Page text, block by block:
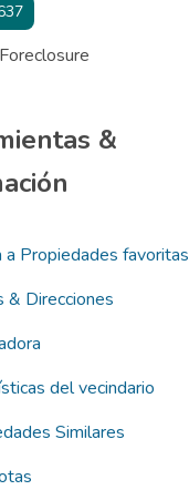
&
a Propiedades favoritas
& Direcciones
del vecindario
Similares